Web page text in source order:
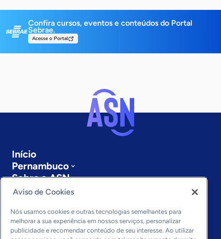
Confira cursos, eventos e conteúdos do Portal
Sebrae.
Acesse o Portal
Início
Pernambuco
Sobre a ASN
Últimas notícias
Editorias
Economia & Política
Aviso de Cookies
Nós usamos cookies e outras tecnologias semelhantes para
melhorar a sua experiência em nossos serviços, personalizar
publicidade e recomendar conteúdo de seu interesse. Ao utilizar